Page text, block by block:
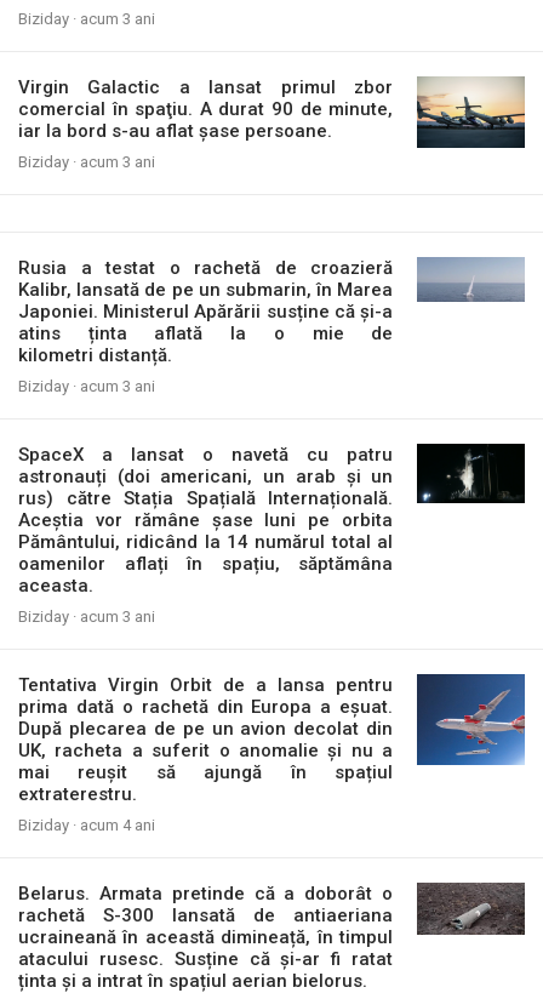
Biziday · acum 3 ani
Virgin Galactic a lansat primul zbor
comercial în spaţiu. A durat 90 de minute,
iar la bord s-au aflat şase persoane.
Biziday · acum 3 ani
Rusia a testat o rachetă de croazieră
Kalibr, lansată de pe un submarin, în Marea
Japoniei. Ministerul Apărării susține că și-a
atins ținta aflată la o mie de
kilometri distanță.
Biziday · acum 3 ani
SpaceX a lansat o navetă cu patru
astronauți (doi americani, un arab și un
rus) către Stația Spațială Internațională.
Aceștia vor rămâne șase luni pe orbita
Pământului, ridicând la 14 numărul total al
oamenilor aflați în spațiu, săptămâna
aceasta.
Biziday · acum 3 ani
Tentativa Virgin Orbit de a lansa pentru
prima dată o rachetă din Europa a eșuat.
După plecarea de pe un avion decolat din
UK, racheta a suferit o anomalie și nu a
mai reușit să ajungă în spațiul
extraterestru.
Biziday · acum 4 ani
Belarus. Armata pretinde că a doborât o
rachetă S-300 lansată de antiaeriana
ucraineană în această dimineață, în timpul
atacului rusesc. Susține că și-ar fi ratat
ținta și a intrat în spațiul aerian bielorus.